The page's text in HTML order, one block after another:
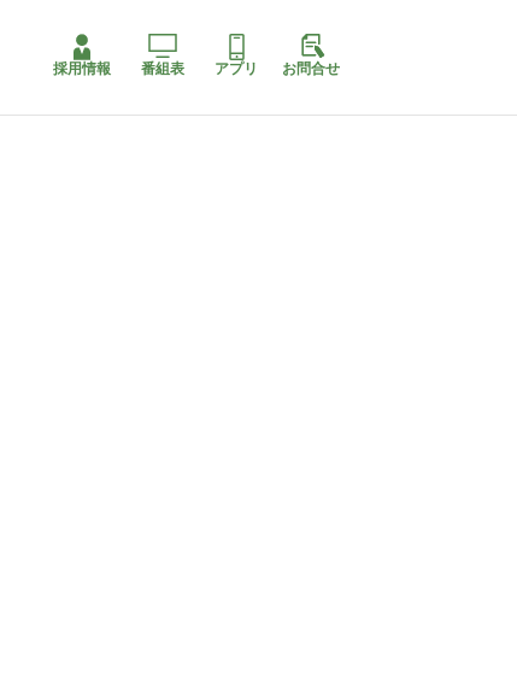
採用情報 番組表 アプリ お問合せ